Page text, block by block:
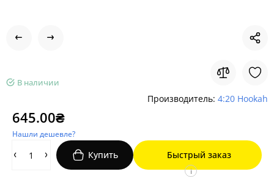
В наличии
Производитель: 4:20 Hookah
645.00₴
Нашли дешевле?
Купить Быстрый заказ
i